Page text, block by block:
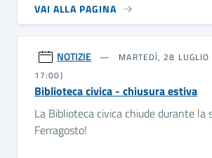
VAI ALLA PAGINA
NOTIZIE
MARTEDÌ, 28
17:00)
Biblioteca civica - chiusura estiva
La Biblioteca civica chiude durante la
Ferragosto!